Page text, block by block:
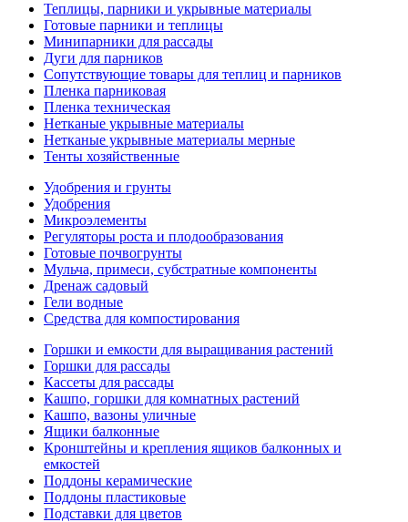
Теплицы, парники и укрывные материалы
Готовые парники и теплицы
Минипарники для рассады
Дуги для парников
Сопутствующие товары для теплиц и парников
Пленка парниковая
Пленка техническая
Нетканые укрывные материалы
Нетканые укрывные материалы мерные
Тенты хозяйственные
Удобрения и грунты
Удобрения
Микроэлементы
Регуляторы роста и плодообразования
Готовые почвогрунты
Мульча, примеси, субстратные компоненты
Дренаж садовый
Гели водные
Средства для компостирования
Горшки и емкости для выращивания растений
Горшки для рассады
Кассеты для рассады
Кашпо, горшки для комнатных растений
Кашпо, вазоны уличные
Ящики балконные
Кронштейны и крепления ящиков балконных и
емкостей
Поддоны керамические
Поддоны пластиковые
Подставки для цветов